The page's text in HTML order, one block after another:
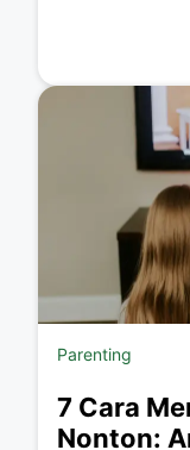
Parenting
7 Cara
Nonton: